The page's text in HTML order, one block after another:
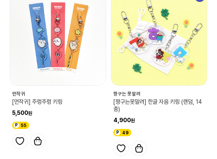
먼작귀
[먼작귀] 주렁주렁 키링
5,500
55
짱구는 못말려
[짱구는못말려] 한글 자음 키링 (랜덤, 14
종)
4,900
49